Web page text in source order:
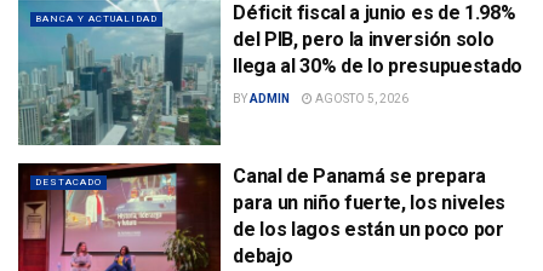
BANCA Y ACTUALIDAD
Déficit fiscal a junio es de 1.98%
del PIB, pero la inversión solo
llega al 30% de lo presupuestado
BYADMIN AGOSTO 5, 2026
DESTACADO
Canal de Panamá se prepara
para un niño fuerte, los niveles
de los lagos están un poco por
debajo